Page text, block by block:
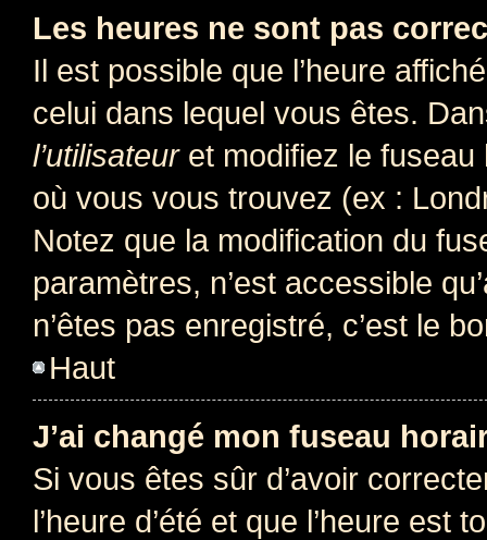
Les heures ne sont pas
Il est possible que l’heure
celui dans lequel vous êtes.
l’utilisateuret modifiez le fuseau
où vous vous trouvez (ex :
Notez que la modification du
paramètres, n’est accessible
n’êtes pas enregistré, c’est le
Haut
J’ai changé mon fuseau
Si vous êtes sûr d’avoir
l’heure d’été et que l’heure est